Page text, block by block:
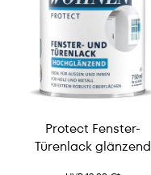
Protect Fenster-
Türenlack glänzend